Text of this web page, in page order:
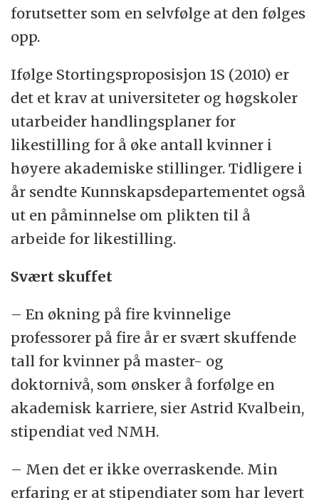
forutsetter som en selvfølge at den følges
opp.
Ifølge Stortingsproposisjon 1S (2010) er
det et krav at universiteter og høgskoler
utarbeider handlingsplaner for
likestilling for å øke antall kvinner i
høyere akademiske stillinger. Tidligere i
år sendte Kunnskapsdepartementet også
ut en påminnelse om plikten til å
arbeide for likestilling.
Svært skuffet
– En økning på fire kvinnelige
professorer på fire år er svært skuffende
tall for kvinner på master- og
doktornivå, som ønsker å forfølge en
akademisk karriere, sier Astrid Kvalbein,
stipendiat ved NMH.
– Men det er ikke overraskende. Min
erfaring er at stipendiater som har levert